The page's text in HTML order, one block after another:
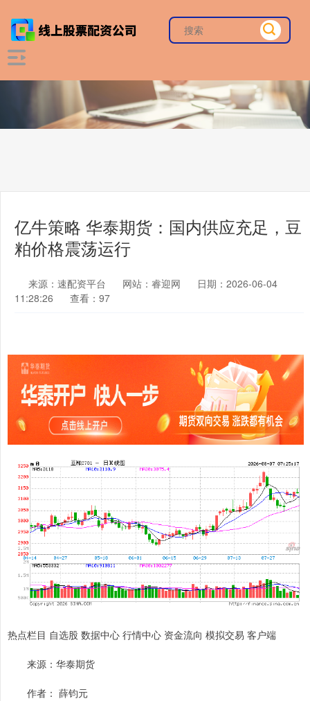
亿牛策略 华泰期货：国内供应充足，豆
粕价格震荡运行
来源：速配资平台 网站：睿迎网
日期：2026-06-04
11:28:26
查看：97
热点栏目 自选股 数据中心 行情中心 资金流向 模拟交易 客户端
来源：华泰期货
作者： 薛钧元